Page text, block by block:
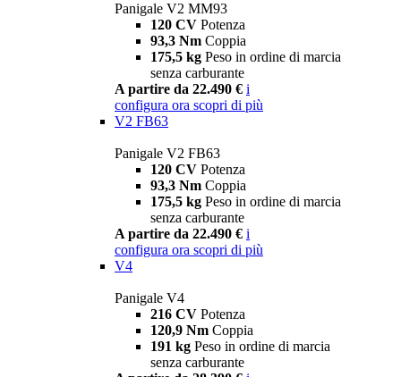
Panigale V2 MM93
120 CV Potenza
93,3 Nm Coppia
175,5 kg Peso in ordine di marcia
senza carburante
A partire da 22.490 € i
configura ora scopri di più
V2 FB63
Panigale V2 FB63
120 CV Potenza
93,3 Nm Coppia
175,5 kg Peso in ordine di marcia
senza carburante
A partire da 22.490 € i
configura ora scopri di più
V4
Panigale V4
216 CV Potenza
120,9 Nm Coppia
191 kg Peso in ordine di marcia
senza carburante